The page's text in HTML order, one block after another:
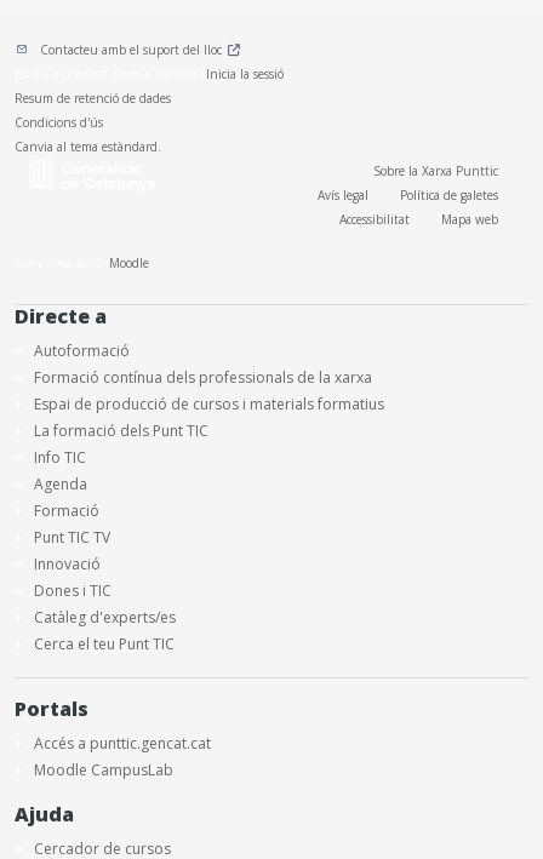
Contacteu amb el suport del lloc
Inicia la sessió
Resum de retenció de dades
Condicions d'ús
Canvia al tema estàndard.
Sobre la Xarxa Punttic
Avís legal
Política de galetes
Accessibilitat
Mapa web
Moodle
Directe a
Autoformació
Formació contínua dels professionals de la xarxa
Espai de producció de cursos i materials formatius
La formació dels Punt TIC
Info TIC
Agenda
Formació
Punt TIC TV
Innovació
Dones i TIC
Catàleg d'experts/es
Cerca el teu Punt TIC
Portals
Accés a punttic.gencat.cat
Moodle CampusLab
Ajuda
Cercador de cursos